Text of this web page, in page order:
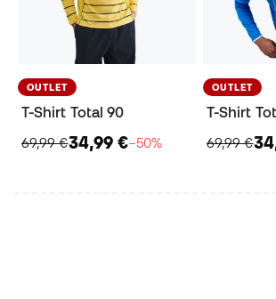
OUTLET
T-Shirt Total 90
69,99 €34,99 €−50%
OUTLET
T-Shirt
69,99 €